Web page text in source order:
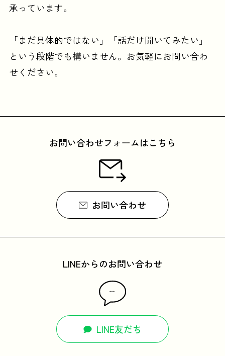
承っています。
「まだ具体的ではない」「話だけ聞いてみたい」
という段階でも構いません。 お気軽にお問い合わ
せください。
お問い合わせフォームはこちら
お問い合わせ
LINEからのお問い合わせ
LINE友だち